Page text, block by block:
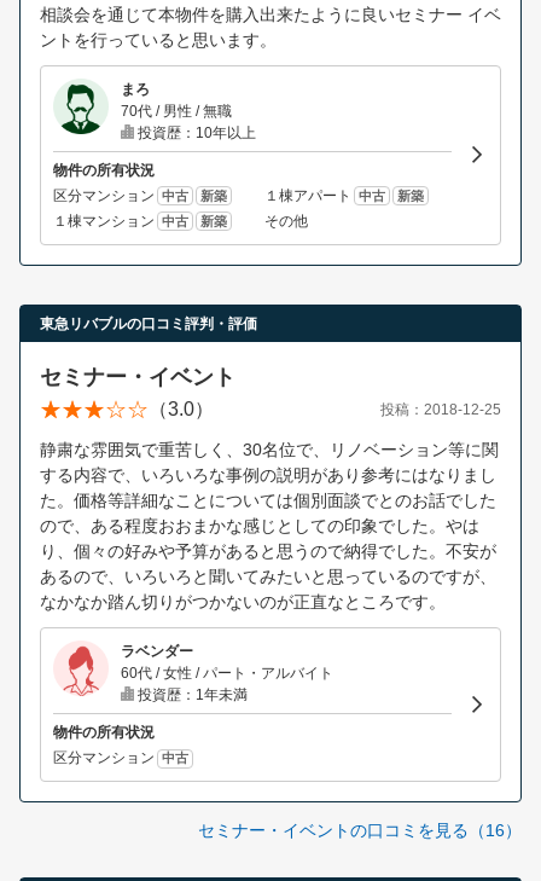
相談会を通じて本物件を購入出来たように良いセミナー イベ
ントを行っていると思います。
まろ
70代 / 男性 / 無職
投資歴：10年以上
物件の所有状況
区分マンション 中古 新築 １棟アパート 中古 新築
１棟マンション 中古 新築 その他
東急リバブルの口コミ評判・評価
セミナー・イベント
（3.0） 投稿：2018-12-25
静粛な雰囲気で重苦しく、30名位で、リノベーション等に関
する内容で、いろいろな事例の説明があり参考にはなりまし
た。価格等詳細なことについては個別面談でとのお話でした
ので、ある程度おおまかな感じとしての印象でした。やは
り、個々の好みや予算があると思うので納得でした。不安が
あるので、いろいろと聞いてみたいと思っているのですが、
なかなか踏ん切りがつかないのが正直なところです。
ラベンダー
60代 / 女性 / パート・アルバイト
投資歴：1年未満
物件の所有状況
区分マンション 中古
セミナー・イベントの口コミを見る（16）